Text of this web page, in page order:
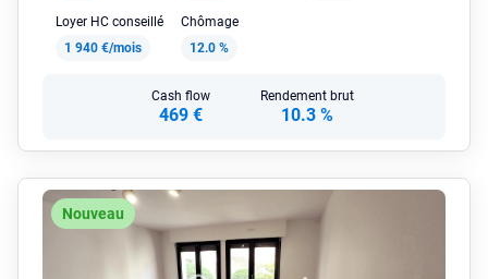
Loyer HC conseillé
1 940 €/mois
Chômage
12.0 %
Cash flow
469 €
Rendement brut
10.3 %
Nouveau